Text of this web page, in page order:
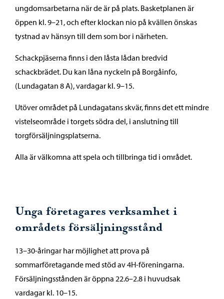
ungdomsarbetarna när de är på plats. Basketplanen är
öppen kl. 9–21, och efter klockan nio på kvällen önskas
tystnad av hänsyn till dem som bor i närheten.
Schackpjäserna finns i den låsta lådan bredvid
schackbrädet. Du kan låna nyckeln på Borgåinfo,
(Lundagatan 8 A), vardagar kl. 9–15.
Utöver området på Lundagatans skvär, finns det ett mindre
vistelseområde i torgets södra del, i anslutning till
torgförsäljningsplatserna.
Alla är välkomna att spela och tillbringa tid i området.
Unga företagares verksamhet i
områdets försäljningsstånd
13–30-åringar har möjlighet att prova på
sommarföretagande med stöd av 4H-föreningarna.
Försäljningsstånden är öppna 22.6–2.8 i huvudsak
vardagar kl. 10–15.